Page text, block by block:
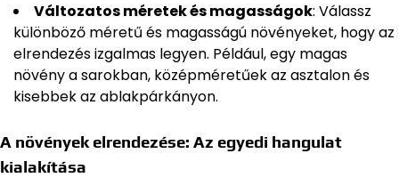
Változatos méretek és magasságok: Válassz
különböző méretű és magasságú növényeket, hogy az
elrendezés izgalmas legyen. Például, egy magas
növény a sarokban, középméretűek az asztalon és
kisebbek az ablakpárkányon.
A növények elrendezése: Az egyedi hangulat
kialakítása